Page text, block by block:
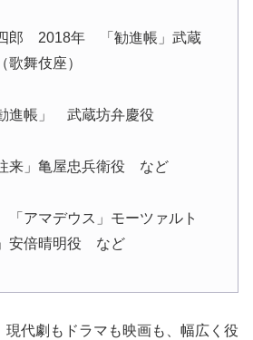
郎 2018年 「勧進帳」武蔵
歌舞伎座）
進帳」 武蔵坊弁慶役
来」亀屋忠兵衛役 など
アマデウス」モーツァルト
安倍晴明役 など
現代劇もドラマも映画も、幅広く役